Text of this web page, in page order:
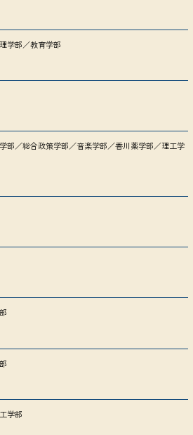
学部／教育学部
部／総合政策学部／音楽学部／香川薬学部／理工学
学部